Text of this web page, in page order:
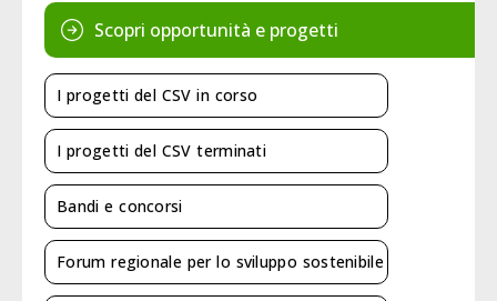
Scopri opportunità e progetti
I progetti del CSV in corso
I progetti del CSV terminati
Bandi e concorsi
Forum regionale per lo sviluppo sostenibile